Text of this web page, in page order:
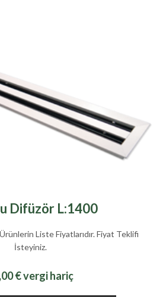
Difüzör L:1400
Liste Fiyatlarıdır. Fiyat Teklifi
İsteyiniz.
€ vergi hariç